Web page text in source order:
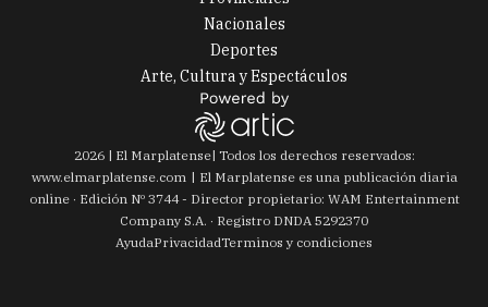
Nacionales
Deportes
Arte, Cultura y Espectáculos
2026| El Marplatense| Todos los derechos reservados:
www.elmarplatense.com
El Marplatense es una publicación diaria
online · Edición Nº 3744- Director propietario: WAM Entertainment
Company S.A. · Registro DNDA 5292370
AyudaPrivacidadTerminos y condiciones